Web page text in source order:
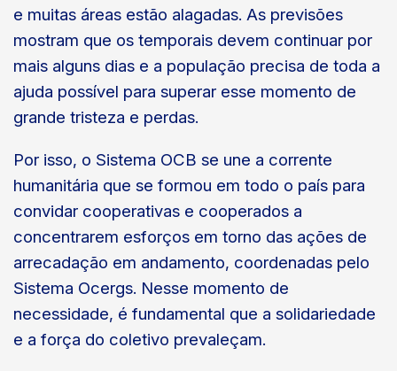
e muitas áreas estão alagadas. As previsões
mostram que os temporais devem continuar por
mais alguns dias e a população precisa de toda a
ajuda possível para superar esse momento de
grande tristeza e perdas.
Por isso, o Sistema OCB se une a corrente
humanitária que se formou em todo o país para
convidar cooperativas e cooperados a
concentrarem esforços em torno das ações de
arrecadação em andamento, coordenadas pelo
Sistema Ocergs. Nesse momento de
necessidade, é fundamental que a solidariedade
e a força do coletivo prevaleçam.